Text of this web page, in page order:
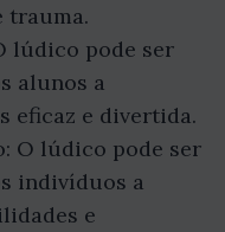
trauma.
lúdico pode ser
alunos a
eficaz e divertida.
O lúdico pode ser
indivíduos a
e